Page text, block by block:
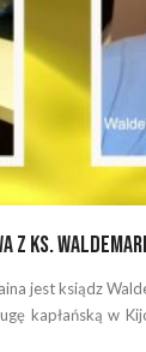
z Ks.
jest ksiądz
kapłańską w